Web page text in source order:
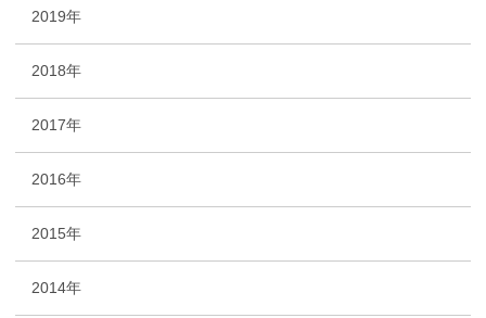
2019年
2018年
2017年
2016年
2015年
2014年